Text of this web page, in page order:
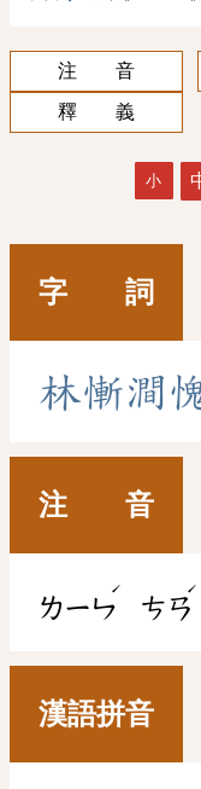
注 音
釋 義
小
字 詞
林慚澗
注 音
ㄌㄧㄣ
ˊ
ㄘㄢ
ˊ
漢語拼音